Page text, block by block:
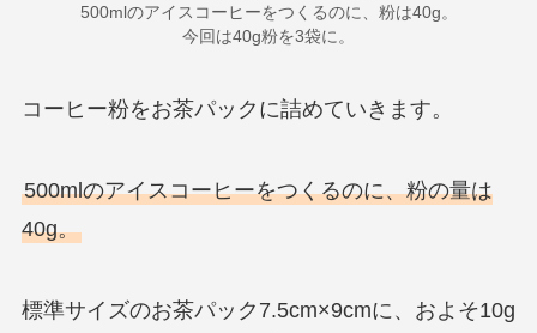
500mlのアイスコーヒーをつくるのに、粉は40g。
今回は40g粉を3袋に。
コーヒー粉をお茶パックに詰めていきます。
500mlのアイスコーヒーをつくるのに、粉の量は
40g。
標準サイズのお茶パック7.5cm×9cmに、およそ10g